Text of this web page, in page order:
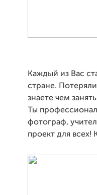
Каждый из Вас
стране.
знаете чем
Ты
фотограф,
проект для